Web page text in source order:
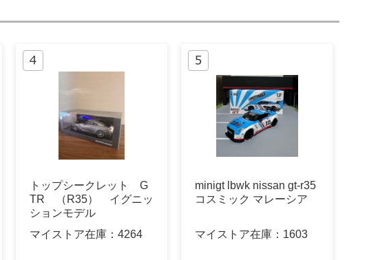
トップシークレット G
TR （R35） イグニッ
ションモデル
マイストア在庫： 4264
minigt lbwk nissan gt-r35
コスミック マレーシア
マイストア在庫： 1603